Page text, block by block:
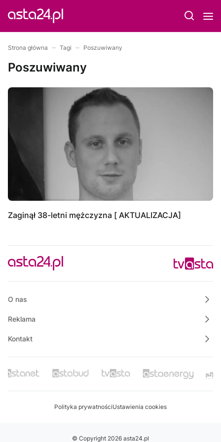
Strona główna Tagi Poszuwiwany
Poszuwiwany
Zaginął 38-letni mężczyzna [ AKTUALIZACJA]
O nas
Reklama
Kontakt
Polityka prywatnościUstawienia cookies
© Copyright 2026 asta24.pl